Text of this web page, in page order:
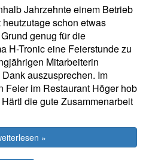
Jahrzehnte einem Betrieb
schon etwas
genug für die
H-Tronic eine Feierstunde zu
Mitarbeiterin
auszusprechen. Im
Feier im Restaurant Höger hob
die gute Zusammenarbeit
»